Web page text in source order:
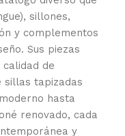
sillones,
y complementos
Sus piezas
calidad de
sillas tapizadas
hasta
renovado, cada
y